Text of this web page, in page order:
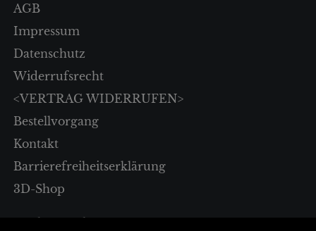
AGB
Impressum
Datenschutz
Widerrufsrecht
<VERTRAG WIDERRUFEN>
Bestellvorgang
Kontakt
Barrierefreiheitserklärung
3D-Shop
Sparkassenplatz 4